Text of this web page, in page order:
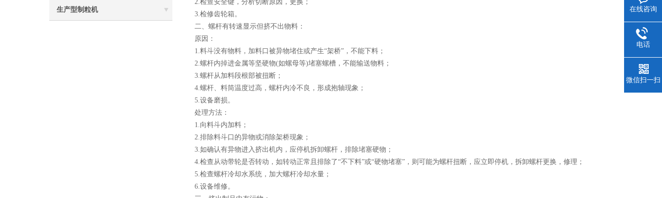
生产型制粒机
2.检查安全键，分析切断原因，更换；
3.检修齿轮箱。
二、螺杆有转速显示但挤不出物料：
原因：
1.料斗没有物料，加料口被异物堵住或产生“架桥”，不能下料；
2.螺杆内掉进金属等坚硬物(如螺母等)堵塞螺槽，不能输送物料；
3.螺杆从加料段根部被扭断；
4.螺杆、料筒温度过高，螺杆内冷不良，形成抱轴现象；
5.设备磨损。
处理方法：
1.向料斗内加料；
2.排除料斗口的异物或消除架桥现象；
3.如确认有异物进入挤出机内，应停机拆卸螺杆，排除堵塞硬物；
4.检查从动带轮是否转动，如转动正常且排除了“不下料”或“硬物堵塞”，则可能为螺杆扭断，应立即停机，拆卸螺杆更换，修理；
5.检查螺杆冷却水系统，加大螺杆冷却水量；
6.设备维修。
在线咨询
电话
微信扫一扫